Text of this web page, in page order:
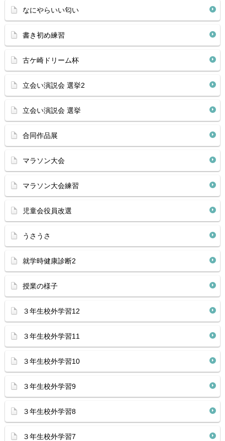
なにやらいい匂い
書き初め練習
古ケ崎ドリーム杯
立会い演説会 選挙2
立会い演説会 選挙
合同作品展
マラソン大会
マラソン大会練習
児童会役員改選
うさうさ
就学時健康診断2
授業の様子
３年生校外学習12
３年生校外学習11
３年生校外学習10
３年生校外学習9
３年生校外学習8
３年生校外学習7